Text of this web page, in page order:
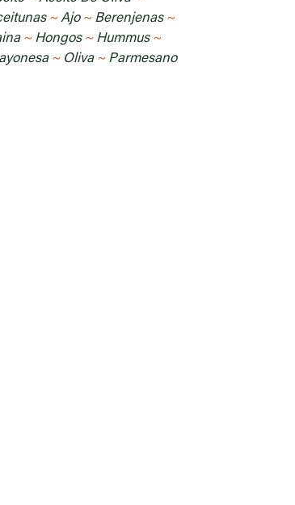
Ajo
Berenjenas
Hongos
Hummus
Oliva Parmesano